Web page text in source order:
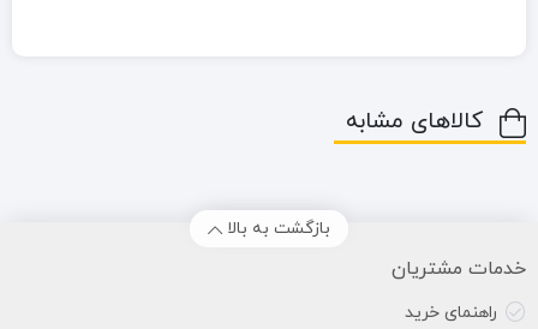
کالاهای مشابه
بازگشت به بالا
خدمات مشتریان
راهنمای خرید